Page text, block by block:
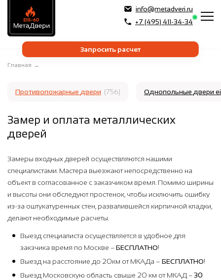
info@metadveri.ru
+7 (495) 411-34-34
Запросить расчет
Главная →
Противопожарные двери (756) Однопольные двери
Замер и оплата металлических
дверей
Замеры входных дверей осуществляются нашими
специалистами. Мастера выезжают непосредственно на
объект в согласованное с заказчиком время. Помимо ширины
и высоты они обследуют простенок, чтобы исключить ошибку
из-за оштукатуренных стен, развалившейся кирпичной кладки,
делают необходимые расчеты.
Выезд специалиста осуществляется в удобное для
закзчика время по Москве –БЕСПЛАТНО!
Выезд на расстояние до 20км от МКАДа – БЕСПЛАТНО!
Выезд Московскую область свыше 20 км от МКАД –30